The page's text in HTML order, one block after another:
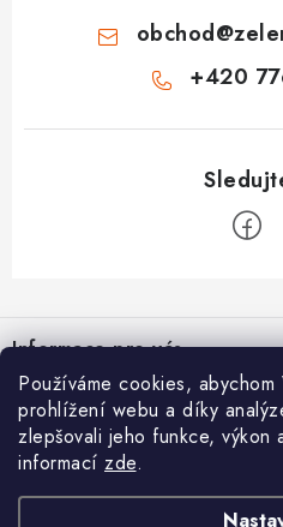
Používáme cookies,
prohlížení webu a díky
zlepšovali jeho funkce, výkon
informací zde.
obchod@
+420
á
pInformace pro vás
Proč nakupovat u nás
Doprava a platba
O nás
Férový věrnostní program
Dárkové poukazy
Blog
Zelený zázrak, nebo jen drahý